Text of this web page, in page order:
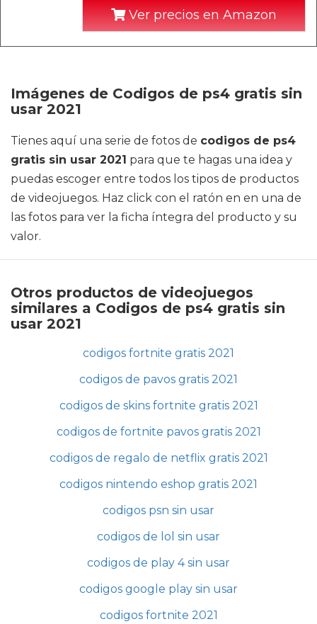
Ver precios en Amazon
Imágenes de Codigos de ps4 gratis sin
usar 2021
Tienes aquí una serie de fotos de codigos de ps4
gratis sin usar 2021 para que te hagas una idea y
puedas escoger entre todos los tipos de productos
de videojuegos. Haz click con el ratón en en una de
las fotos para ver la ficha íntegra del producto y su
valor.
Otros productos de videojuegos
similares a Codigos de ps4 gratis sin
usar 2021
codigos fortnite gratis 2021
codigos de pavos gratis 2021
codigos de skins fortnite gratis 2021
codigos de fortnite pavos gratis 2021
codigos de regalo de netflix gratis 2021
codigos nintendo eshop gratis 2021
codigos psn sin usar
codigos de lol sin usar
codigos de play 4 sin usar
codigos google play sin usar
codigos fortnite 2021